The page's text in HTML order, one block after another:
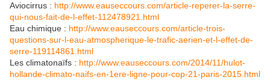
Aviocirrus : http://www.eauseccours.com/article-reperer-la-serre-
qui-nous-fait-de-l-effet-112478921.html
Eau chimique : http://www.eauseccours.com/article-trois-
questions-sur-l-eau-atmospherique-le-trafic-aerien-et-l-effet-de-
serre-119114861.html
Les climatonaïfs : http://www.eauseccours.com/2014/11/hulot-
hollande-climato-naifs-en-1ere-ligne-pour-cop-21-paris-2015.html